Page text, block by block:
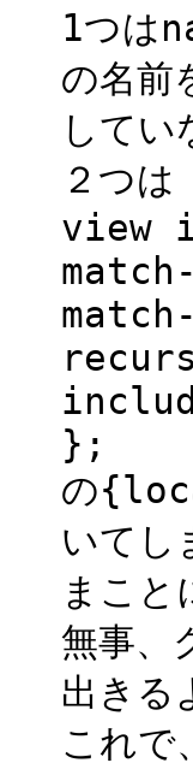
1つは
の名前
してい
２つは
view
};
の
いてし
まこ
無事
出きる
これで